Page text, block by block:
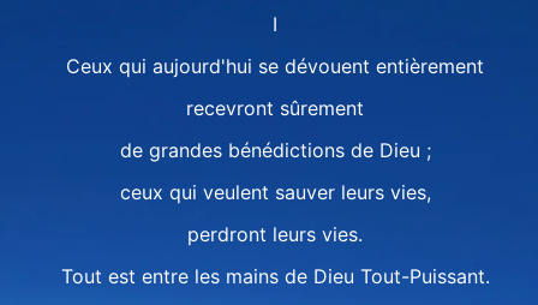
Ⅰ
Ceux qui aujourd'hui se dévouent entièrement
recevront sûrement
de grandes bénédictions de Dieu ;
ceux qui veulent sauver leurs vies,
perdront leurs vies.
Tout est entre les mains de Dieu Tout-Puissant.